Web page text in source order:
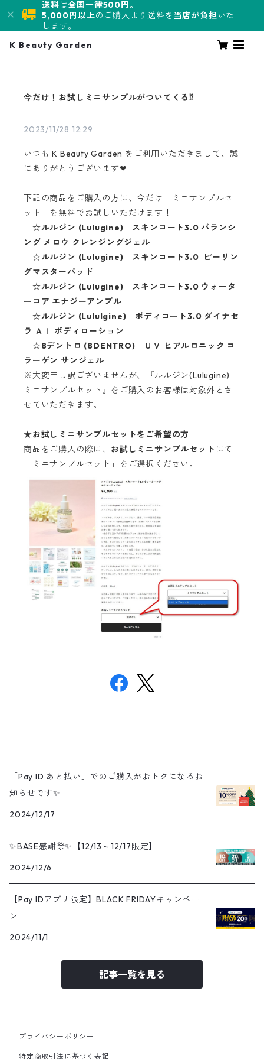
送料は全国一律500円。
5,000円以上のご購入より送料を 当店が負担いた
します。
K Beauty Garden
今だけ！お試しミニサンプルがついてくる⁉
2023/11/28 12:29
いつも K Beauty Garden をご利用いただきまして、誠
にありがとうございます❤
下記の商品をご購入の方に、今だけ「ミニサンプルセ
ット」を無料でお試しいただけます！
☆ルルジン (Lulugine) スキンコート3.0 バランシ
ング メロウ クレンジングジェル
☆ルルジン (Lulugine) スキンコート3.0 ピーリン
グマスターパッド
☆ルルジン (Lulugine) スキンコート3.0 ウォータ
ーコア エナジーアンプル
☆ルルジン (Lululgine) ボディコート3.0 ダイナセ
ラ ＡＩ ボディローション
☆8デントロ (8DENTRO) ＵＶ ヒアルロニック コ
ラーゲン サンジェル
※大変申し訳ございませんが、『ルルジン(Lulugine)
ミニサンプルセット』をご購入のお客様は対象外とさ
せていただきます。
★お試しミニサンプルセットをご希望の方
商品をご購入の際に、 お試しミニサンプルセット にて
「ミニサンプルセット」をご選択ください。
「Pay ID あと払い」でのご購入がおトクになるお
知らせです✨
2024/12/17
✨BASE感謝祭✨【12/13～12/17限定】
2024/12/6
【Pay IDアプリ限定】BLACK FRIDAYキャンペー
ン
2024/11/1
記事一覧を見る
プライバシーポリシー
特定商取引法に基づく表記